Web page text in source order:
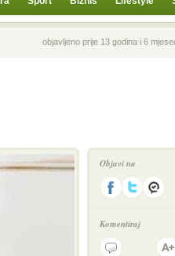
vijest
objavljeno prije 13 godina i 6
Objavi na
Komentiraj